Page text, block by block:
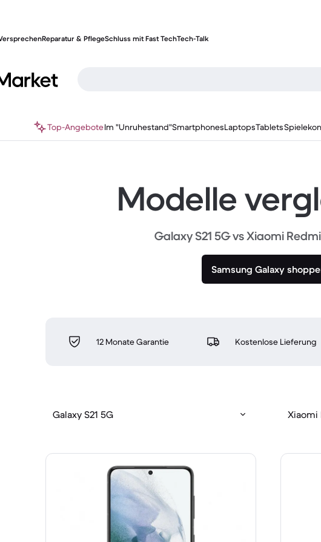
Reparatur & PflegeSchluss mit Fast TechTech-Talk
Top-AngeboteIm "Unruhestand"SmartphonesLaptopsTablets
Modelle
Galaxy S21 5G vs Xiaomi
Samsung Galaxy
12 Monate Garantie Kostenlose Lieferung
Galaxy S21 5G Xiaomi